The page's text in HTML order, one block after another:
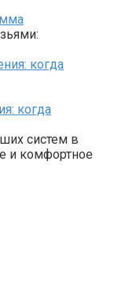
когда
систем в
и комфортное